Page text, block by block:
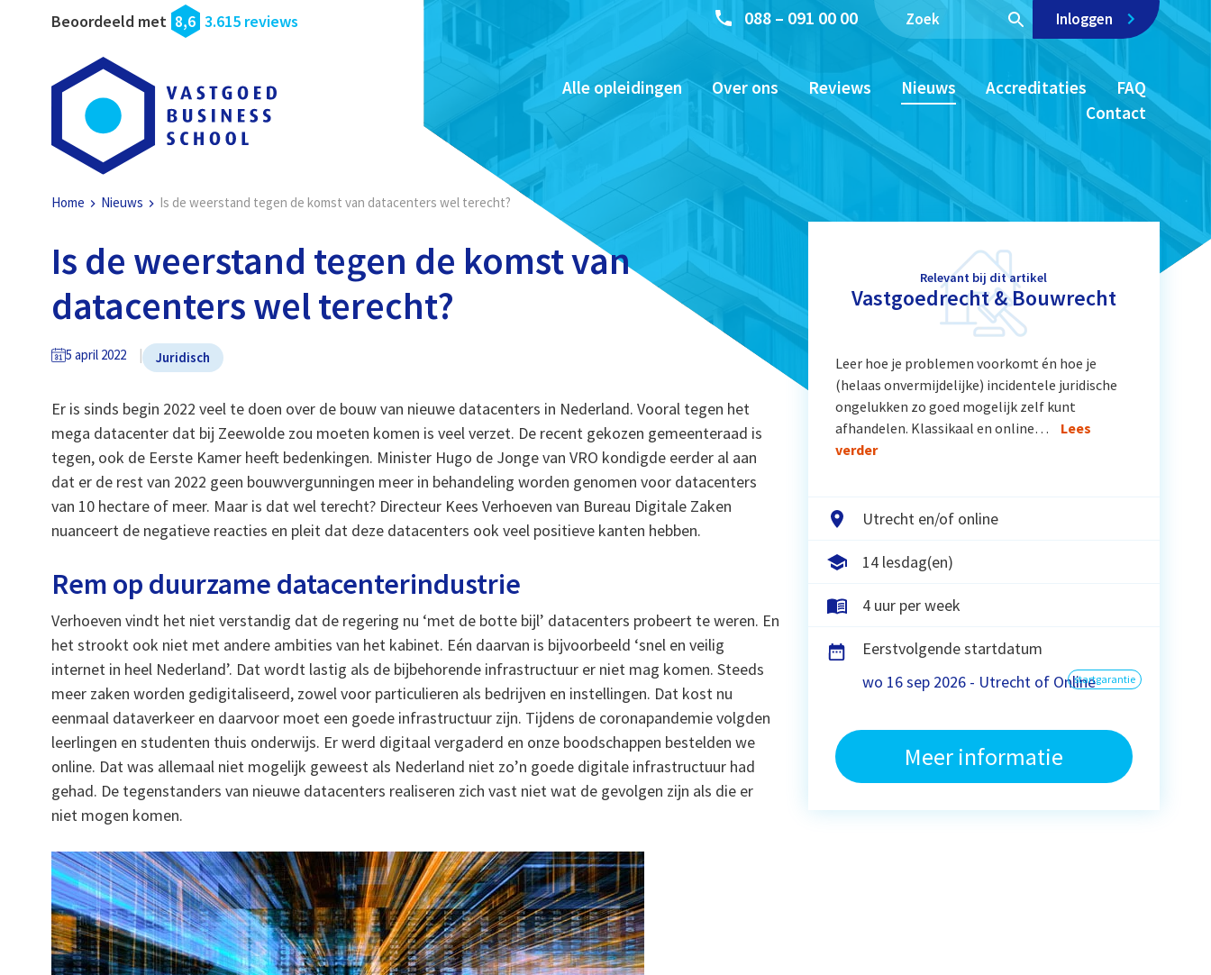
Beoordeeld met 8,6 3.615 reviews 088 – 091 00 00 Inloggen
Alle opleidingen Over ons Reviews Nieuws Accreditaties
FAQ
Contact
Home Nieuws Is de weerstand tegen de komst van datacenters wel terecht?
Is de weerstand tegen de komst van
datacenters wel terecht?
5 april 2022 Juridisch
Er is sinds begin 2022 veel te doen over de bouw van nieuwe datacenters in Nederland. Vooral tegen het
mega datacenter dat bij Zeewolde zou moeten komen is veel verzet. De recent gekozen gemeenteraad is
tegen, ook de Eerste Kamer heeft bedenkingen. Minister Hugo de Jonge van VRO kondigde eerder al aan
dat er de rest van 2022 geen bouwvergunningen meer in behandeling worden genomen voor datacenters
van 10 hectare of meer. Maar is dat wel terecht? Directeur Kees Verhoeven van Bureau Digitale Zaken
nuanceert de negatieve reacties en pleit dat deze datacenters ook veel positieve kanten hebben.
Rem op duurzame datacenterindustrie
Verhoeven vindt het niet verstandig dat de regering nu ‘met de botte bijl’ datacenters probeert te weren. En
het strookt ook niet met andere ambities van het kabinet. Eén daarvan is bijvoorbeeld ‘snel en veilig
internet in heel Nederland’. Dat wordt lastig als de bijbehorende infrastructuur er niet mag komen. Steeds
meer zaken worden gedigitaliseerd, zowel voor particulieren als bedrijven en instellingen. Dat kost nu
eenmaal dataverkeer en daarvoor moet een goede infrastructuur zijn. Tijdens de coronapandemie volgden
leerlingen en studenten thuis onderwijs. Er werd digitaal vergaderd en onze boodschappen bestelden we
online. Dat was allemaal niet mogelijk geweest als Nederland niet zo’n goede digitale infrastructuur had
gehad. De tegenstanders van nieuwe datacenters realiseren zich vast niet wat de gevolgen zijn als die er
niet mogen komen.
Relevant bij dit artikel
Vastgoedrecht & Bouwrecht
Leer hoe je problemen voorkomt én hoe je
(helaas onvermijdelijke) incidentele juridische
ongelukken zo goed mogelijk zelf kunt
afhandelen. Klassikaal en online…
Lees
verder
Utrecht en/of online
14 lesdag(en)
4 uur per week
Eerstvolgende startdatum
wo 16 sep 2026 - Utrecht of Onlinestartgarantie
Meer informatie